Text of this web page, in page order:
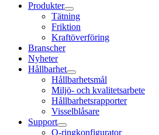
Produkter
Tätning
Friktion
Kraftöverföring
Branscher
Nyheter
Hållbarhet
Hållbarhetsmål
Miljö- och kvalitetsarbete
Hållbarhetsrapporter
Visselblåsare
Support
O-ringkonfigurator